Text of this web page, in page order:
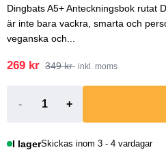
Dingbats A5+ Anteckningsbok rutat
är inte bara vackra, smarta och
veganska och...
269 kr 349 kr inkl. moms
- +
I lagerSkickas inom 3 - 4 vardagar